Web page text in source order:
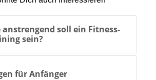
anstrengend soll ein Fitness-
sein?
für Anfänger